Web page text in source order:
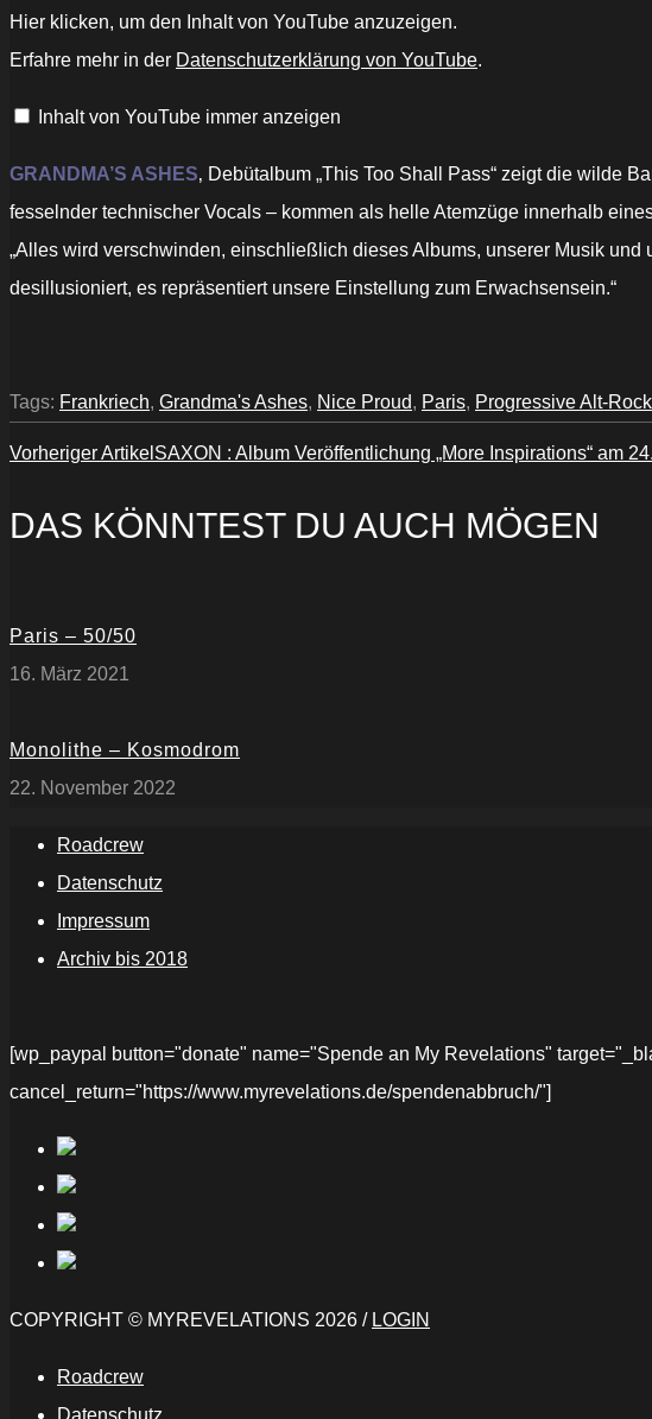
„Grandma's
Ashes
Aside“
anzeigen
Hier klicken, um den Inhalt von YouTube anzuzeigen.
Erfahre mehr in der Datenschutzerklärung von YouTube.
Inhalt von YouTube immer anzeigen
GRANDMA’S ASHES‚ Debütalbum „This Too Shall Pass“ zeigt die wilde
fesselnder technischer Vocals – kommen als helle Atemzüge innerhalb
„Alles wird verschwinden, einschließlich dieses Albums, unserer Musik
desillusioniert, es repräsentiert unsere Einstellung zum Erwachsensein.“
Tags: Frankriech, Grandma's Ashes, Nice Proud, Paris, Progressive Alt-Rock
Vorheriger Artikel SAXON : Album Veröffentlichung „More Inspirations“ am
DAS KÖNNTEST DU AUCH MÖGEN
Paris – 50/50
16. März 2021
Monolithe – Kosmodrom
22. November 2022
Roadcrew
Datenschutz
Impressum
Archiv bis 2018
[wp_paypal button="donate" name="Spende an My Revelations"
cancel_return="https://www.myrevelations.de/spendenabbruch/"]
COPYRIGHT © MYREVELATIONS 2026 / LOGIN
Roadcrew
Datenschutz